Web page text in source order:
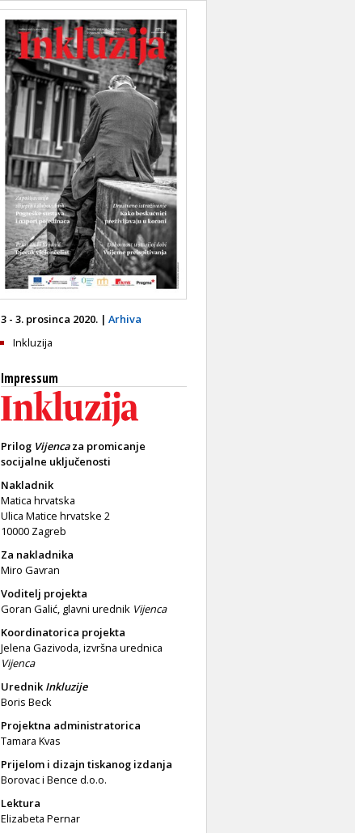
3 - 3. prosinca 2020. | Arhiva
Inkluzija
Impressum
Prilog Vijencaza promicanje
socijalne uključenosti
Nakladnik
Matica hrvatska
Ulica Matice hrvatske 2
10000 Zagreb
Za nakladnika
Miro Gavran
Voditelj projekta
Goran Galić, glavni urednik Vijenca
Koordinatorica projekta
Jelena Gazivoda, izvršna urednica
Vijenca
Urednik Inkluzije
Boris Beck
Projektna administratorica
Tamara Kvas
Prijelom i dizajn tiskanog izdanja
Borovac i Bence d.o.o.
Lektura
Elizabeta Pernar